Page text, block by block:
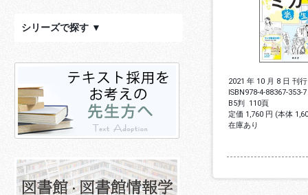
シリーズで探す ▼
2021 年 10 月 8 日 刊行
ISBN978-4-88367-353-7
B5判 110頁
定価 1,760 円 (本体
在庫あり